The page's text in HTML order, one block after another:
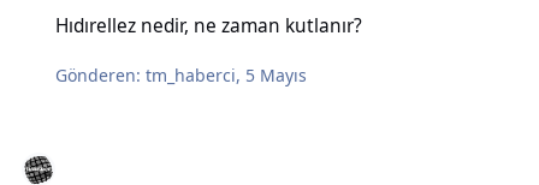
Hıdırellez nedir, ne zaman kutlanır?
Gönderen:tm_haberci, 5 Mayıs